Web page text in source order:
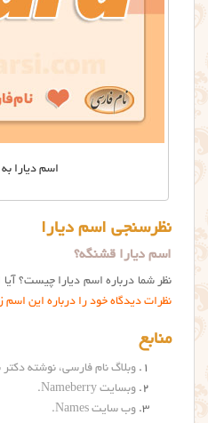
اسم دیارا
نظرسنجی اسم دیارا
اسم دیارا قشنگه؟
نظر شما درباره اسم دیارا چیست؟
نظرات دیدگاه خود را درباره این اسم
منابع
وبلاگ نام فارسی، نوشته دکتر
وبسایت Nameberry.
وب سایت Names.